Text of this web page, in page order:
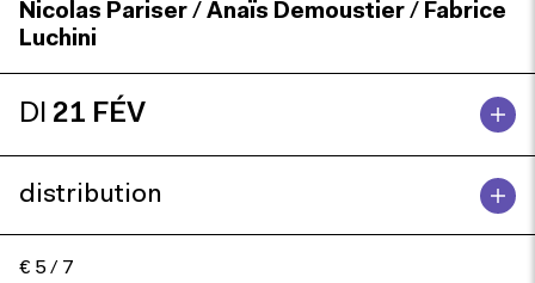
Nicolas Pariser / Anaïs Demoustier / Fabrice
Luchini
DI 21 FÉV
distribution
€ 5 / 7